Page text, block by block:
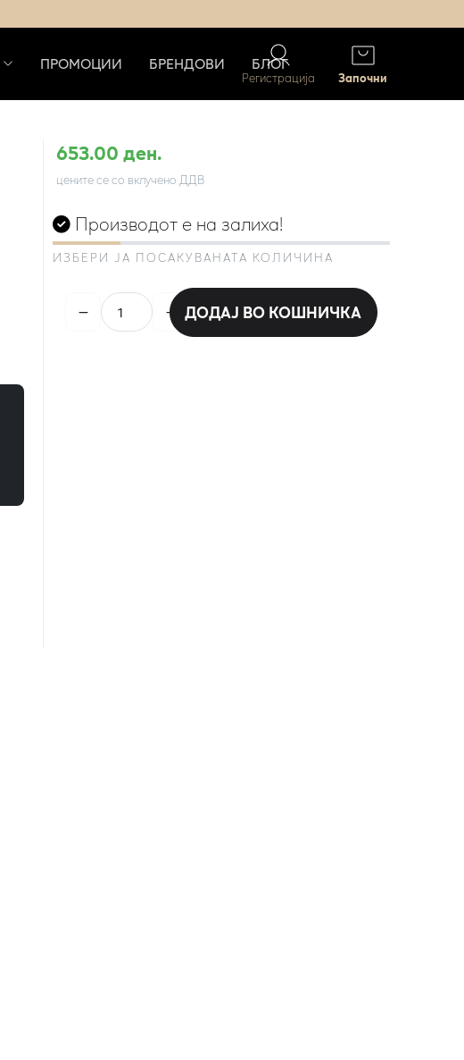
ПРОМОЦИИ БРЕНДОВИ БЛОГ
Регистрација Започни
653.00 ден.
цените се со вклучено ДДВ
Производот е на залиха!
ИЗБЕРИ ЈА ПОСАКУВАНАТА КОЛИЧИНА
ДОДАЈ ВО КОШНИЧКА